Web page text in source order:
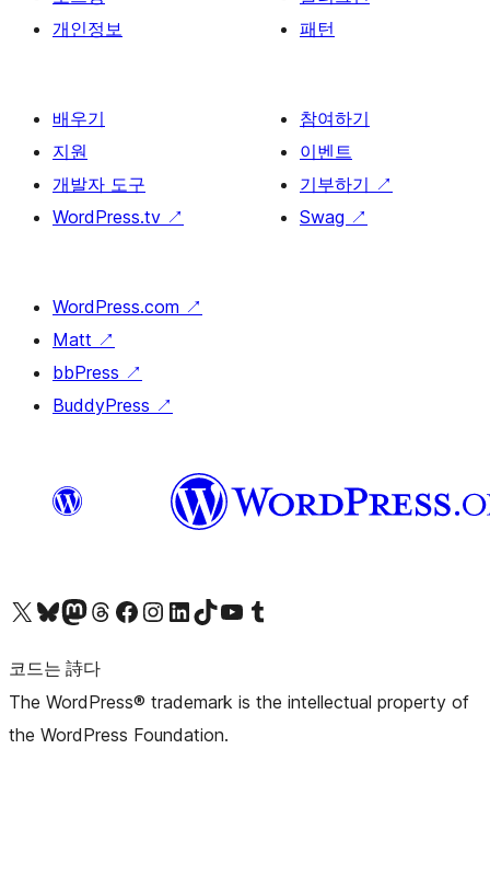
개인정보
패턴
배우기
지원
개발자 도구
WordPress.tv ↗
참여하기
이벤트
기부하기 ↗
Swag ↗
WordPress.com ↗
Matt ↗
bbPress ↗
BuddyPress ↗
X(이전 트위터) 계정 방문하기블루스카이 계정 방문하기마스토돈 계정 방문하기스레드 계정 방문하기 페이스북 페이지 방문하기인스타그램 계정 방문하기 LinkedIn 계정 방문하기틱톡 계정 방문하기유튜브 채널 방문하기 텀블러 계정 방문하기
코드는 詩다
The WordPress® trademark is the intellectual property of
the WordPress Foundation.